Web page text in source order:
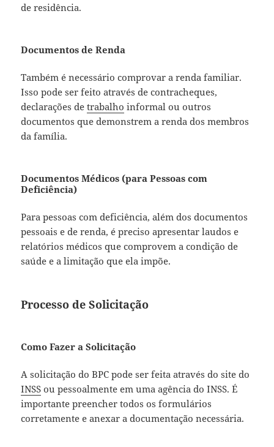
de residência.
Documentos de Renda
Também é necessário comprovar a renda familiar.
Isso pode ser feito através de contracheques,
declarações detrabalho informal ou outros
documentos que demonstrem a renda dos membros
da família.
Documentos Médicos (para Pessoas com
Deficiência)
Para pessoas com deficiência, além dos documentos
pessoais e de renda, é preciso apresentar laudos e
relatórios médicos que comprovem a condição de
saúde e a limitação que ela impõe.
Processo de Solicitação
Como Fazer a Solicitação
A solicitação do BPC pode ser feita através do site do
INSS ou pessoalmente em uma agência do INSS. É
importante preencher todos os formulários
corretamente e anexar a documentação necessária.